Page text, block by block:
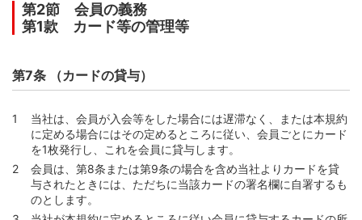
第62条 （指定された支払方式の変更）
第3節 ショッピング利用手数料
第64条 （手数料率の変更）
ピング利用手数料の計算方法）
第66条 （リボルビング払いのショッピング利用手数料の
計算方法）
第4節 支払日と支払額等
第67条 （１回払い）
第2節 会員の義務
第1款 カード等の管理等
第7条 （カードの貸与）
当社は、会員が入会等をした場合には遅滞なく、または本規約
に定める場合にはその定めるところに従い、会員ごとにカード
を1枚発行し、これを会員に貸与します。
会員は、第8条または第9条の場合を含め当社よりカードを貸
与されたときには、ただちに当該カードの署名欄に自署するも
のとします。